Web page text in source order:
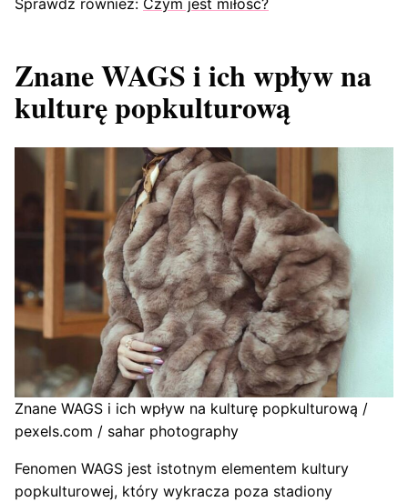
Sprawdź również: Czym jest miłość?
Znane WAGS i ich wpływ na
kulturę popkulturową
Znane WAGS i ich wpływ na kulturę popkulturową /
pexels.com / sahar photography
Fenomen WAGS jest istotnym elementem kultury
popkulturowej, który wykracza poza stadiony